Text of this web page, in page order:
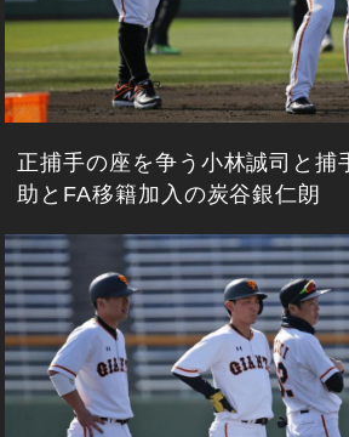
正捕手の座を争う小林誠司と捕
助とFA移籍加入の炭谷銀仁朗